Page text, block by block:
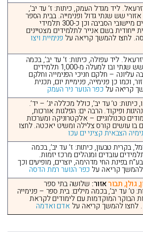
ליד מגדל העמק, כיתות: ז’ עד יב’,
שש שנתי גדול ופנימייה. בבית הספר
האזורי לומדים תלמידים מיישובי הסביבה וכן כ-300 תלמידי
ייחודית בשם אנייר לתלמידים מצטיינים
לחצו להמשך קריאה על פנימיית ויצו
ליד עפולה, כיתות: ז’ עד יב’, בכמה
מילים: כולל בית ספר שש שנתי ובו למעלה מ-1,000 תלמידים
עליונה – חלקם חניכי הפנימייה וחלקם
וכמו כן פנימייה, פנימיית יום, תכנית
קריאה על כפר הנוער ניר העמק
כיתות: ט’ עד יב’, כולל מכללה יג’ – יד’.
ופיקוד. הרבה ים: הפלגות אורכות,
טכנולוגיים – אלקטרוניקה ומערכות
בו עושים קורס צלילה ומשיט יאכטה. לחצו
הצבאית קציני ים עכו
בקרית טבעון, כיתות: ז’ עד יב’, בכמה
עובדים ומנהלים מרכז יזמות.
בפינת החי מדהימה, יוצרים, מופיעים וכך
קריאה על כפר הנוער רמת הדסה
גולן, תבוראזור: שלושה בתי ספר
ט’ עד יב’, בכמה מילים: בית ספר – פנימייה
הבוקר המוקדמות עם לימודים לקראת
לחצו להמשך קריאה על אדם ואדמה